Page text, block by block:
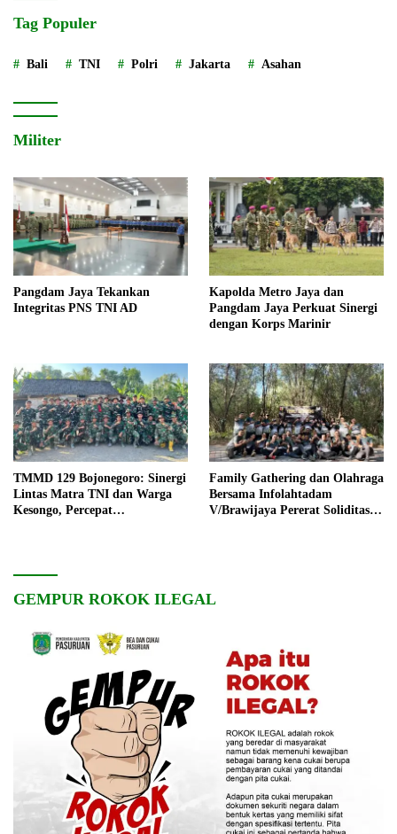
Tag Populer
Bali TNI Polri Jakarta Asahan
Militer
Pangdam Jaya Tekankan
Integritas PNS TNI AD
Kapolda Metro Jaya dan
Pangdam Jaya Perkuat Sinergi
dengan Korps Marinir
TMMD 129 Bojonegoro: Sinergi
Lintas Matra TNI dan Warga
Kesongo, Percepat
Family Gathering dan Olahraga
Bersama Infolahtadam
V/Brawijaya Pererat Soliditas
GEMPUR ROKOK ILEGAL